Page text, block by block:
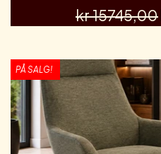
kr 15745,00
PÅ SALG!